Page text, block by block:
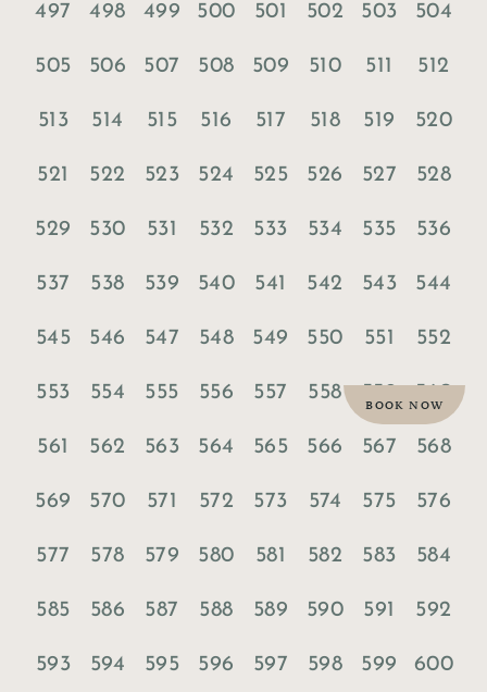
BOOK NOW
497 498 499 500 501 502 503 504
505 506 507 508 509 510 511 512
513 514 515 516 517 518 519 520
521 522 523 524 525 526 527 528
529 530 531 532 533 534 535 536
537 538 539 540 541 542 543 544
545 546 547 548 549 550 551 552
553 554 555 556 557 558
561 562 563 564 565 566 567 568
569 570 571 572 573 574 575 576
577 578 579 580 581 582 583 584
585 586 587 588 589 590 591 592
593 594 595 596 597 598 599 600